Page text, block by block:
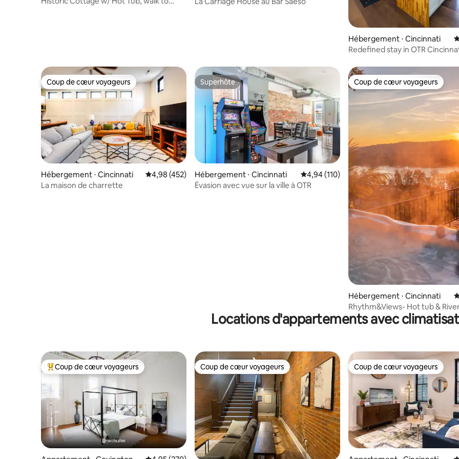
Hébergement ⋅ Cincinnati
Redefined stay in OTR
Coup de cœur voyageurs
Coup de cœur voyageurs
Hébergement ⋅ Cincinnati Évaluation moyenne sur la base de 452 commentaires : 4,98 sur 5
4,98 (452)
La maison de charrette
Superhôte
Superhôte
Hébergement ⋅ Cincinnati Évaluation moyenne sur la base de 110
4,94 (110)
Évasion avec vue sur la ville à OTR
Coup de cœur voyageurs
Coup de cœur voyageurs
Hébergement ⋅ Cincinnati
Rhythm&Views- Hot tub &
Mt. Adams!
Locations d'appartements avec
Coups de cœur voyageurs les plus appréciés
Coup de cœur voyageurs Coup de cœur voyageurs
Coup de cœur voyageurs Coup de cœur voyageurs
Coup de cœur voyageurs